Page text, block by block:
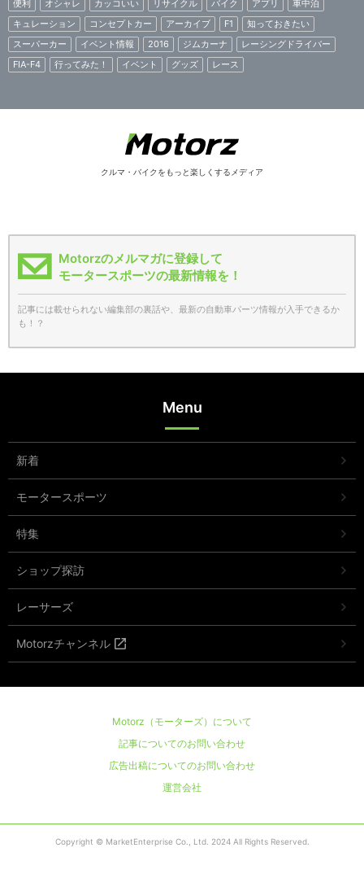
便利
オシャレ カッコいい リサイクル バイク アプリ
車中泊
キュレーション
コンセプトカー アーカイブ F1
知っておきたい
スーパーカー
イベント情報 2016 ジムカーナ
レーシングドライバー
FIA-F4
行ってみた！ イベント グッズ レース
クルマ・バイクをもっと楽しくするメディア
Motorzのメルマガに登録して
モータースポーツの最新情報を！
記事には載せられない編集部の裏話や、最新の自動車パーツ情報が入手できるか
も！？
Menu
新着
モータースポーツ
特集
ショップ探訪
レーサーズ
Motorzチャンネル
Motorz（モーターズ）について
記事についてのお問い合わせ
広告出稿についてのお問い合わせ
運営会社
Copyright © MarketEnterprise Co., Ltd. 2024 All Rights Reserved.